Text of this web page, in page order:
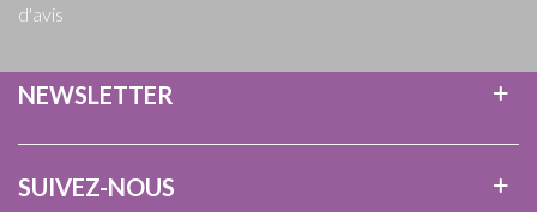
d'avis
NEWSLETTER
SUIVEZ-NOUS